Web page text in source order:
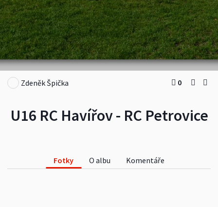
U16 RC Havířov - RC Petrovice
Zdeněk Špička 0
Fotky O albu Komentáře